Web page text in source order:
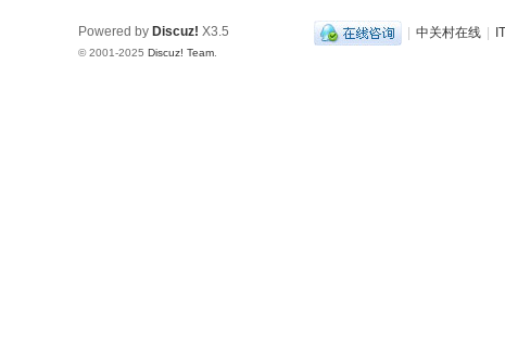
| 中关村在线 |
Powered by Discuz! X3.5
© 2001-2025 Discuz! Team